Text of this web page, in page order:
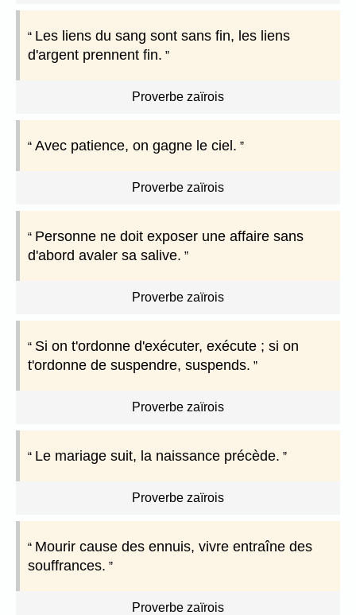
Les liens du sang sont sans fin, les liens
d'argent prennent fin.
Proverbe zaïrois
Avec patience, on gagne le ciel.
Proverbe zaïrois
Personne ne doit exposer une affaire sans
d'abord avaler sa salive.
Proverbe zaïrois
Si on t'ordonne d'exécuter, exécute ; si on
t'ordonne de suspendre, suspends.
Proverbe zaïrois
Le mariage suit, la naissance précède.
Proverbe zaïrois
Mourir cause des ennuis, vivre entraîne des
souffrances.
Proverbe zaïrois